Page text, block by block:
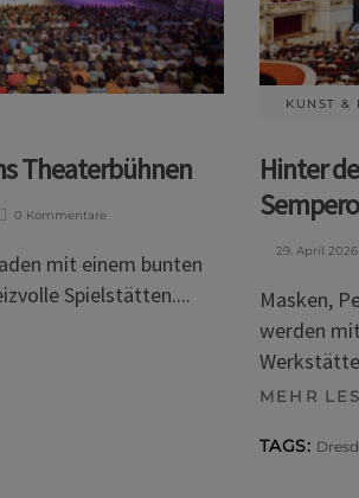
Theaterbühnen
0 Kommentare
mit einem bunten
Spielstätten.
KUNST &
Hinter
29. April 2026
Masken,
werden
MEHR
TAGS: